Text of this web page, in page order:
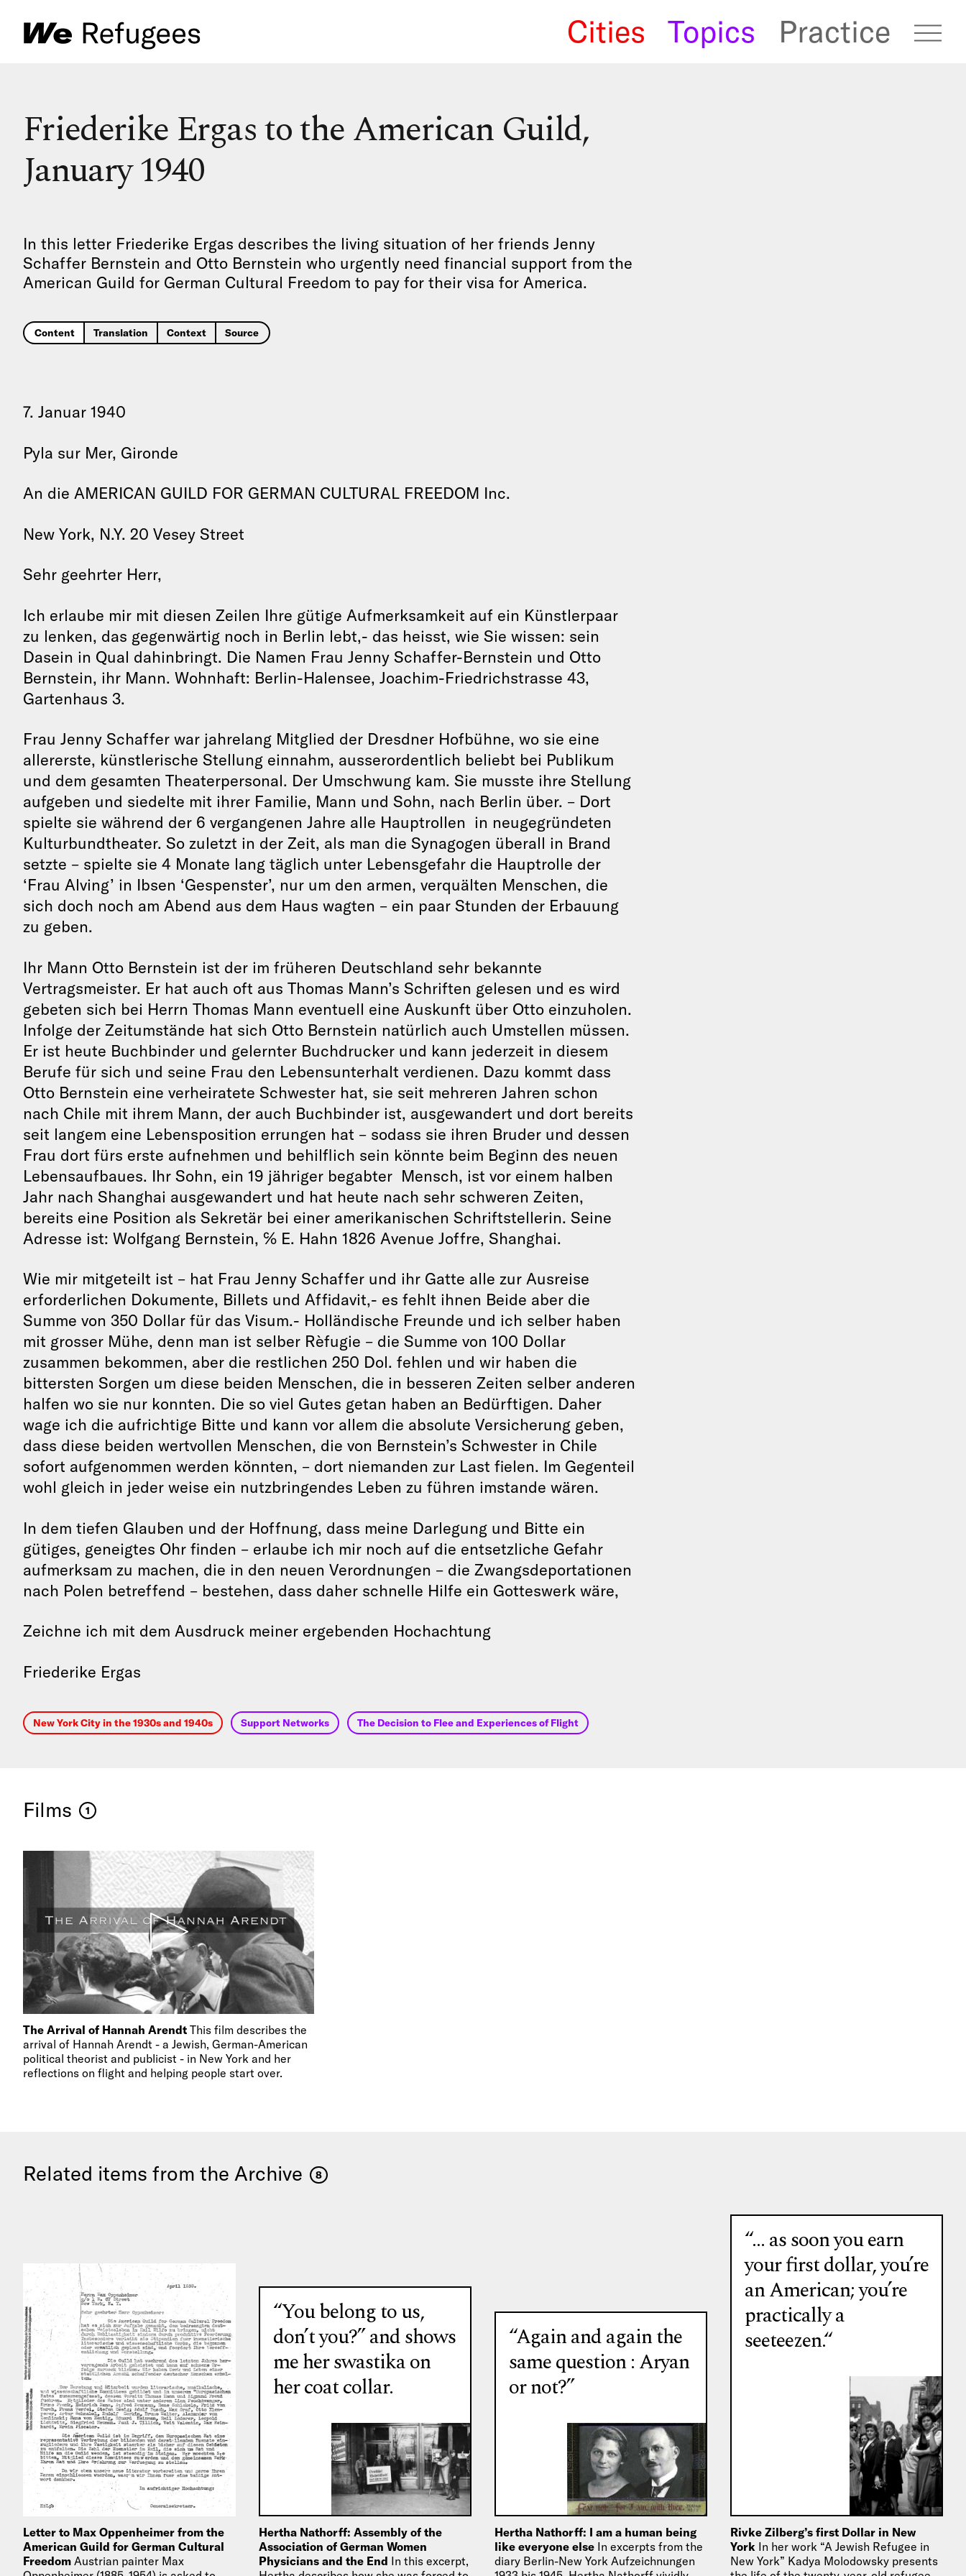
We Refugees Archive
Cities Topics Practice
Friederike Ergas to the American Guild,
January 1940
In this letter Friederike Ergas describes the living situation of her friends Jenny
Schaffer Bernstein and Otto Bernstein who urgently need financial support from the
American Guild for German Cultural Freedom to pay for their visa for America.
Content Translation Context Source
7. Januar 1940
Pyla sur Mer, Gironde
An die AMERICAN GUILD FOR GERMAN CULTURAL FREEDOM Inc.
New York, N.Y. 20 Vesey Street
Sehr geehrter Herr,
Ich erlaube mir mit diesen Zeilen Ihre gütige Aufmerksamkeit auf ein Künstlerpaar
zu lenken, das gegenwärtig noch in Berlin lebt,- das heisst, wie Sie wissen: sein
Dasein in Qual dahinbringt. Die Namen Frau Jenny Schaffer-Bernstein und Otto
Bernstein, ihr Mann. Wohnhaft: Berlin-Halensee, Joachim-Friedrichstrasse 43,
Gartenhaus 3.
Frau Jenny Schaffer war jahrelang Mitglied der Dresdner Hofbühne, wo sie eine
allererste, künstlerische Stellung einnahm, ausserordentlich beliebt bei Publikum
und dem gesamten Theaterpersonal. Der Umschwung kam. Sie musste ihre Stellung
aufgeben und siedelte mit ihrer Familie, Mann und Sohn, nach Berlin über. – Dort
spielte sie während der 6 vergangenen Jahre alle Hauptrollen in neugegründeten
Kulturbundtheater. So zuletzt in der Zeit, als man die Synagogen überall in Brand
setzte – spielte sie 4 Monate lang täglich unter Lebensgefahr die Hauptrolle der
‘Frau Alving’ in Ibsen ‘Gespenster’, nur um den armen, verquälten Menschen, die
sich doch noch am Abend aus dem Haus wagten – ein paar Stunden der Erbauung
zu geben.
Ihr Mann Otto Bernstein ist der im früheren Deutschland sehr bekannte
Vertragsmeister. Er hat auch oft aus Thomas Mann’s Schriften gelesen und es wird
gebeten sich bei Herrn Thomas Mann eventuell eine Auskunft über Otto einzuholen.
Infolge der Zeitumstände hat sich Otto Bernstein natürlich auch Umstellen müssen.
Er ist heute Buchbinder und gelernter Buchdrucker und kann jederzeit in diesem
Berufe für sich und seine Frau den Lebensunterhalt verdienen. Dazu kommt dass
Otto Bernstein eine verheiratete Schwester hat, sie seit mehreren Jahren schon
nach Chile mit ihrem Mann, der auch Buchbinder ist, ausgewandert und dort bereits
seit langem eine Lebensposition errungen hat – sodass sie ihren Bruder und dessen
Frau dort fürs erste aufnehmen und behilflich sein könnte beim Beginn des neuen
Lebensaufbaues. Ihr Sohn, ein 19 jähriger begabter Mensch, ist vor einem halben
Jahr nach Shanghai ausgewandert und hat heute nach sehr schweren Zeiten,
bereits eine Position als Sekretär bei einer amerikanischen Schriftstellerin. Seine
Adresse ist: Wolfgang Bernstein, ℅ E. Hahn 1826 Avenue Joffre, Shanghai.
Wie mir mitgeteilt ist – hat Frau Jenny Schaffer und ihr Gatte alle zur Ausreise
erforderlichen Dokumente, Billets und Affidavit,- es fehlt ihnen Beide aber die
Summe von 350 Dollar für das Visum.- Holländische Freunde und ich selber haben
mit grosser Mühe, denn man ist selber Rèfugie – die Summe von 100 Dollar
zusammen bekommen, aber die restlichen 250 Dol. fehlen und wir haben die
bittersten Sorgen um diese beiden Menschen, die in besseren Zeiten selber anderen
halfen wo sie nur konnten. Die so viel Gutes getan haben an Bedürftigen. Daher
wage ich die aufrichtige Bitte und kann vor allem die absolute Versicherung geben,
dass diese beiden wertvollen Menschen, die von Bernstein’s Schwester in Chile
sofort aufgenommen werden könnten, – dort niemanden zur Last fielen. Im Gegenteil
wohl gleich in jeder weise ein nutzbringendes Leben zu führen imstande wären.
In dem tiefen Glauben und der Hoffnung, dass meine Darlegung und Bitte ein
gütiges, geneigtes Ohr finden – erlaube ich mir noch auf die entsetzliche Gefahr
aufmerksam zu machen, die in den neuen Verordnungen – die Zwangsdeportationen
nach Polen betreffend – bestehen, dass daher schnelle Hilfe ein Gotteswerk wäre,
Zeichne ich mit dem Ausdruck meiner ergebenden Hochachtung
Friederike Ergas
New York City in the 1930s and 1940s Support Networks The Decision to Flee and Experiences of Flight
Films 1
The Arrival of Hannah Arendt This film describes the
arrival of Hannah Arendt - a Jewish, German-American
political theorist and publicist - in New York and her
reflections on flight and helping people start over.
Related items from the Archive 8
Letter to Max Oppenheimer from the
American Guild for German Cultural
Freedom Austrian painter Max
“You belong to us,
don’t you?” and shows
me her swastika on
her coat collar.
Hertha Nathorff: Assembly of the
Association of German Women
Physicians and the End In this excerpt,
“Again and again the
same question : Aryan
or not?”
Hertha Nathorff: I am a human being
like everyone else In excerpts from the
diary Berlin-New York Aufzeichnungen
“… as soon you earn
your first dollar, you’re
an American; you’re
practically a
seeteezen.“
Rivke Zilberg’s first Dollar in New
York In her work “A Jewish Refugee in
New York” Kadya Molodowsky presents